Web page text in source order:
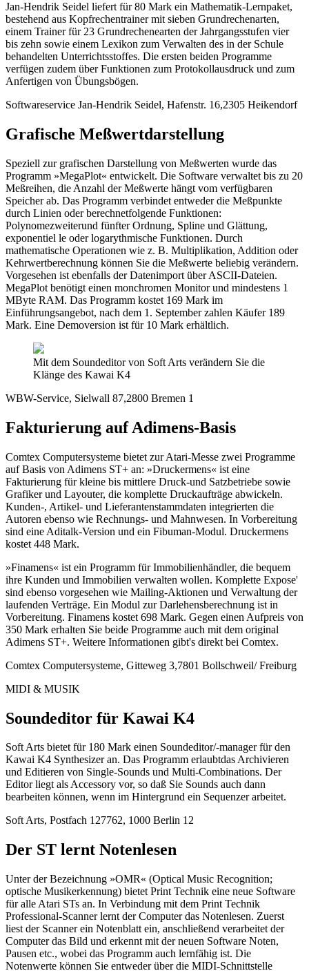
Jan-Hendrik Seidel liefert für 80 Mark ein Mathematik-Lernpaket,
bestehend aus Kopfrechentrainer mit sieben Grundrechenarten,
einem Trainer für 23 Grundrechenearten der Jahrgangsstufen vier
bis zehn sowie einem Lexikon zum Verwalten des in der Schule
behandelten Unterrichtsstoffes. Die ersten beiden Programme
verfügen zudem über Funktionen zum Protokollausdruck und zum
Anfertigen von Übungsbögen.
Softwareservice Jan-Hendrik Seidel, Hafenstr. 16,2305 Heikendorf
Grafische Meßwertdarstellung
Speziell zur grafischen Darstellung von Meßwerten wurde das
Programm »MegaPlot« entwickelt. Die Software verwaltet bis zu 20
Meßreihen, die Anzahl der Meßwerte hängt vom verfügbaren
Speicher ab. Das Programm verbindet entweder die Meßpunkte
durch Linien oder berechnetfolgende Funktionen:
Polynomezweiterund fünfter Ordnung, Spline und Glättung,
exponentiel le oder logarythmische Funktionen. Durch
mathematische Operationen wie z. B. Multiplikation, Addition oder
Kehrwertberechnung können Sie die Meßwerte beliebig verändern.
Vorgesehen ist ebenfalls der Datenimport über ASCII-Dateien.
MegaPlot benötigt einen monchromen Monitor und mindestens 1
MByte RAM. Das Programm kostet 169 Mark im
Einführungsangebot, nach dem 1. September zahlen Käufer 189
Mark. Eine Demoversion ist für 10 Mark erhältlich.
Mit dem Soundeditor von Soft Arts verändern Sie die
Klänge des Kawai K4
WBW-Service, Sielwall 87,2800 Bremen 1
Fakturierung auf Adimens-Basis
Comtex Computersysteme bietet zur Atari-Messe zwei Programme
auf Basis von Adimens ST+ an: »Druckermens« ist eine
Fakturierung für kleine bis mittlere Druck-und Satzbetriebe sowie
Grafiker und Layouter, die komplette Druckaufträge abwickeln.
Kunden-, Artikel- und Lieferantenstammdaten integrierten die
Autoren ebenso wie Rechnungs- und Mahnwesen. In Vorbereitung
sind eine Aditalk-Version und ein Fibuman-Modul. Druckermens
kostet 448 Mark.
»Finamens« ist ein Programm für Immobilienhändler, die bequem
ihre Kunden und Immobilien verwalten wollen. Komplette Expose'
sind ebenso vorgesehen wie Mailing-Aktionen und Verwaltung der
laufenden Verträge. Ein Modul zur Darlehensberechnung ist in
Vorbereitung. Finamens kostet 698 Mark. Gegen einen Aufpreis von
350 Mark erhalten Sie beide Programme auch mit dem original
Adimens ST+. Weitere Informationen gibt's direkt bei Comtex.
Comtex Computersysteme, Gitteweg 3,7801 Bollschweil/ Freiburg
MIDI & MUSIK
Soundeditor für Kawai K4
Soft Arts bietet für 180 Mark einen Soundeditor/-manager für den
Kawai K4 Synthesizer an. Das Programm erlaubtdas Archivieren
und Editieren von Single-Sounds und Multi-Combinations. Der
Editor liegt als Accessory vor, so daß Sie Sounds auch dann
bearbeiten können, wenn im Hintergrund ein Sequenzer arbeitet.
Soft Arts, Postfach 127762, 1000 Berlin 12
Der ST lernt Notenlesen
Unter der Bezeichnung »OMR« (Optical Music Recognition;
optische Musikerkennung) bietet Print Technik eine neue Software
für alle Atari STs an. In Verbindung mit dem Print Technik
Professional-Scanner lernt der Computer das Notenlesen. Zuerst
liest der Scanner ein Notenblatt ein, anschließend verarbeitet der
Computer das Bild und erkennt mit der neuen Software Noten,
Pausen etc., wobei das Programm auch lernfähig ist. Die
Notenwerte können Sie entweder über die MIDI-Schnittstelle